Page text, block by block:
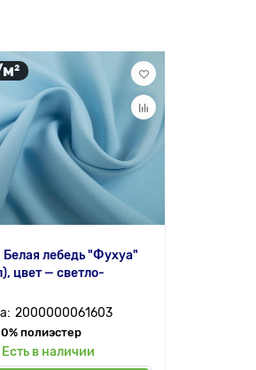
Белая лебедь "Фухуа"
цвет — светло-
2000000061603
полиэстер
Есть в наличии